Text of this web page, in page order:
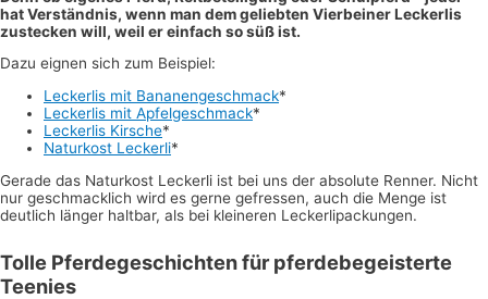
hat Verständnis, wenn man dem geliebten Vierbeiner Leckerlis
zustecken will, weil er einfach so süß ist.
Dazu eignen sich zum Beispiel:
Leckerlis mit Bananengeschmack*
Leckerlis mit Apfelgeschmack*
Leckerlis Kirsche*
Naturkost Leckerli*
Gerade das Naturkost Leckerli ist bei uns der absolute Renner. Nicht
nur geschmacklich wird es gerne gefressen, auch die Menge ist
deutlich länger haltbar, als bei kleineren Leckerlipackungen.
Tolle Pferdegeschichten für pferdebegeisterte
Teenies